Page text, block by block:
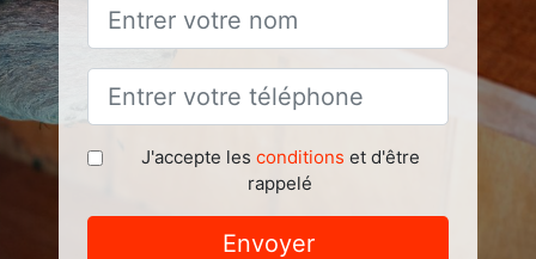
J'accepte les conditions et d'être
rappelé
Envoyer